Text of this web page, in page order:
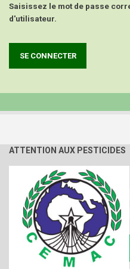
Saisissez le mot de passe
d'utilisateur.
ATTENTION AUX PESTICIDES